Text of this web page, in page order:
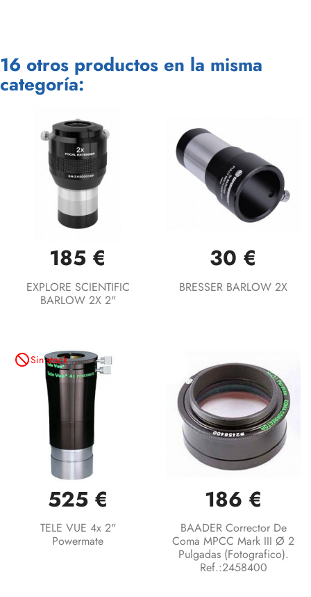
16 otros productos en la misma
categoría:
185 €
EXPLORE SCIENTIFIC
BARLOW 2X 2"
30 €
BRESSER BARLOW 2X
not_interestedSin stock
525 €
TELE VUE 4x 2"
Powermate
186 €
BAADER Corrector De
Coma MPCC Mark III Ø 2
Pulgadas (fotografico).
Ref.:2458400